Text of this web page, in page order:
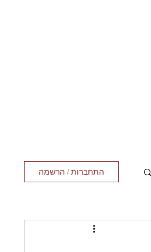
התחברות / הרשמה